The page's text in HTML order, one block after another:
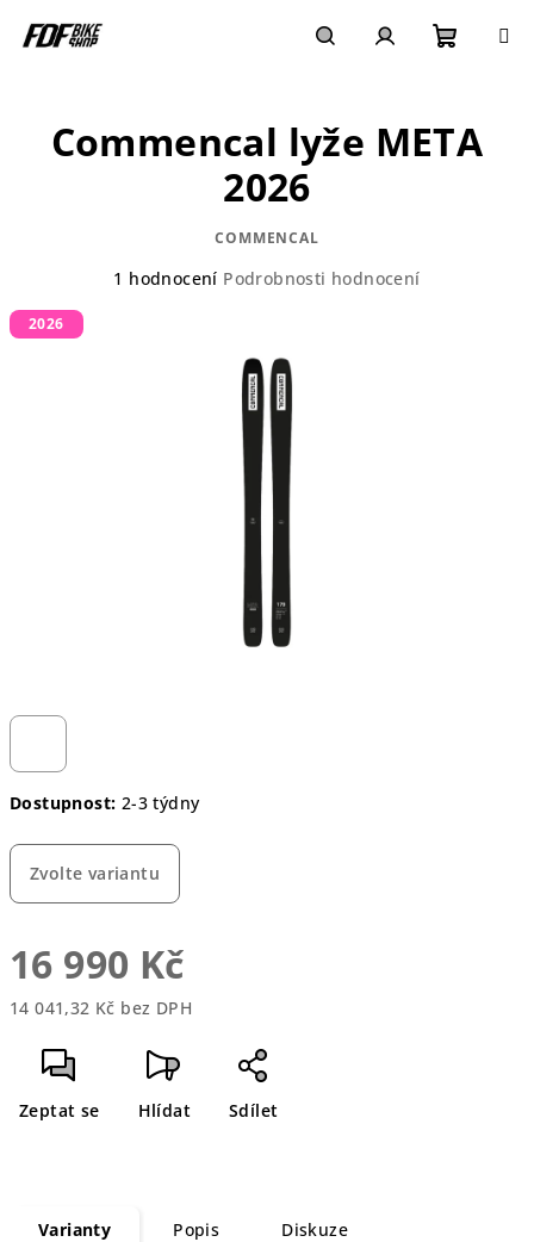
košík
Dostupnost: 2-3 týdny
Zvolte variantu
16 990 Kč
14 041,32 Kč bez DPH
cena:
Zeptat se Hlídat Sdílet
Commencal lyže META
2026
COMMENCAL
Průměrné
1 hodnocení Podrobnosti hodnocení
2026
Varianty Popis Diskuze